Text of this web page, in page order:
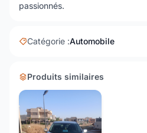
passionnés.
Catégorie :Automobile
Produits similaires